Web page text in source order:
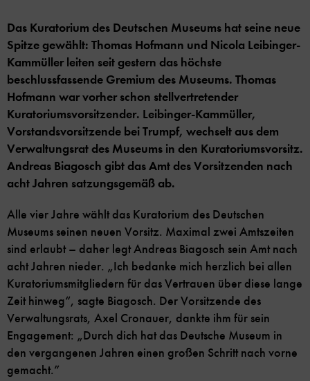
Das Kuratorium des Deutschen Museums hat seine neue
Spitze gewählt: Thomas Hofmann und Nicola Leibinger-
Kammüller leiten seit gestern das höchste
beschlussfassende Gremium des Museums. Thomas
Hofmann war vorher schon stellvertretender
Kuratoriumsvorsitzender. Leibinger-Kammüller,
Vorstandsvorsitzende bei Trumpf, wechselt aus dem
Verwaltungsrat des Museums in den Kuratoriumsvorsitz.
Andreas Biagosch gibt das Amt des Vorsitzenden nach
acht Jahren satzungsgemäß ab.
Alle vier Jahre wählt das Kuratorium des Deutschen
Museums seinen neuen Vorsitz. Maximal zwei Amtszeiten
sind erlaubt – daher legt Andreas Biagosch sein Amt nach
acht Jahren nieder. „Ich bedanke mich herzlich bei allen
Kuratoriumsmitgliedern für das Vertrauen über diese lange
Zeit hinweg“, sagte Biagosch. Der Vorsitzende des
Verwaltungsrats, Axel Cronauer, dankte ihm für sein
Engagement: „Durch dich hat das Deutsche Museum in
den vergangenen Jahren einen großen Schritt nach vorne
gemacht.”